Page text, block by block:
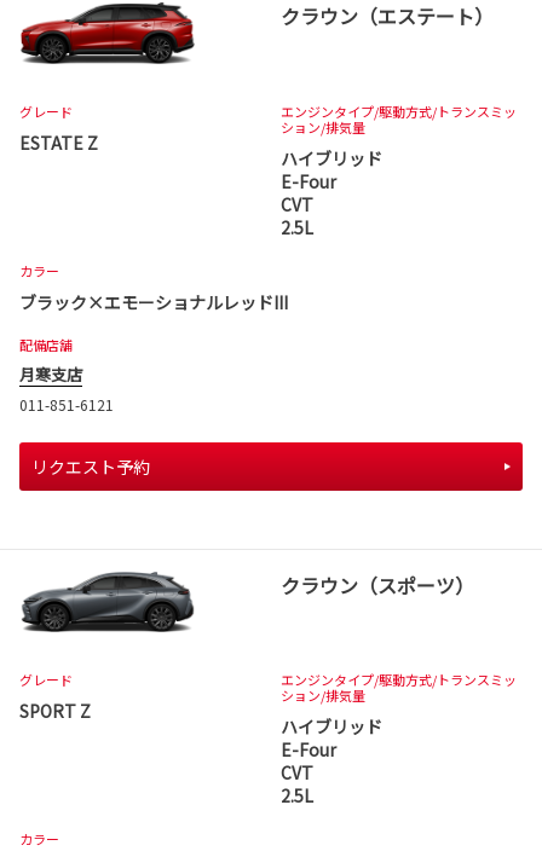
クラウン（エステート）
グレード
ESTATE Z
エンジンタイプ/駆動方式/トランスミッ
ション/排気量
ハイブリッド
E-Four
CVT
2.5L
カラー
ブラック×エモーショナルレッドIII
配備店舗
月寒支店
011-851-6121
リクエスト予約
クラウン（スポーツ）
グレード
SPORT Z
エンジンタイプ/駆動方式/トランスミッ
ション/排気量
ハイブリッド
E-Four
CVT
2.5L
カラー